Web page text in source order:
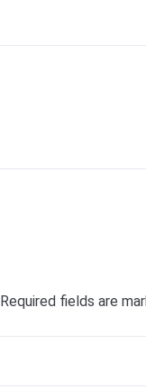
Required fields are